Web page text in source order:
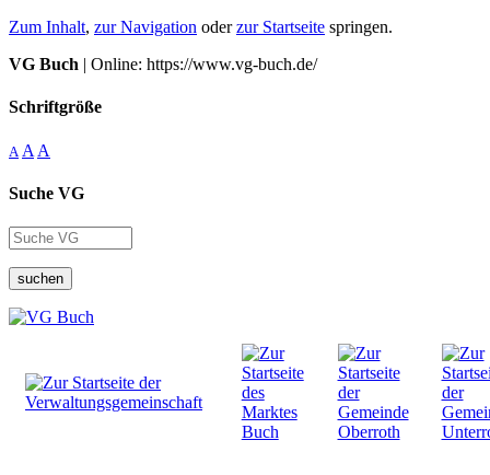
Zum Inhalt, zur Navigation oderzur Startseite springen.
VG Buch | Online: https://www.vg-buch.de/
Schriftgröße
A A A
Suche VG
suchen